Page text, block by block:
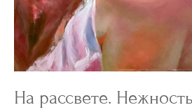
На рассвете.